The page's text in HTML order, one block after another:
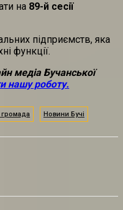
на 89-й сесії
підприємств, яка
функції.
медіа Бучанської
нашу роботу.
громада Новини Бучі